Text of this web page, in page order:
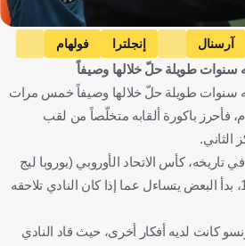
آرسنال إنجلترا
فولهام
باير ليفركوزن
بايرن ميونخ
البرازيل
مايكل بالاك
سنوات طويلة حلّ خلالها وصيفاً
سنوات طويلة حلّ خلالها وصيفاً خمس مرات
فأحرز باكورة ألقابه متخلّصاً من لقب
تاريخه، كأس الاتحاد الأوروبي (يوروبا ليج
راهناً) 1988 وكأس ألمانيا 1993، بدأ البعض يتساءل عما إذا كان النادي تلاحقه
كانت لديه أفكار أخرى، حيث قاد النادي